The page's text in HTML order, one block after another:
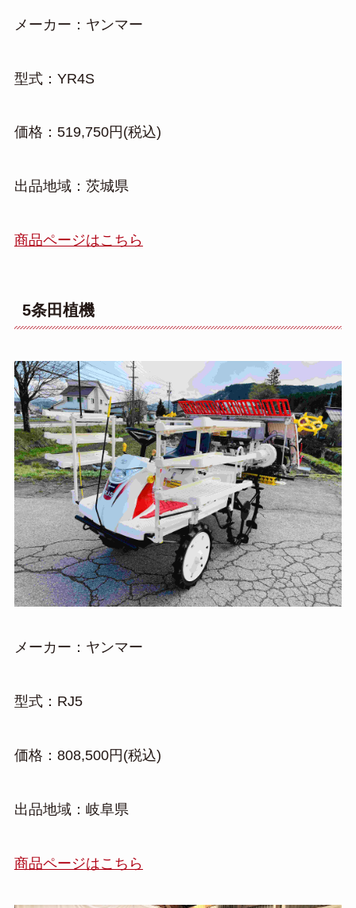
メーカー：ヤンマー
型式：YR4S
価格：519,750円(税込)
出品地域：茨城県
商品ページはこちら
5条田植機
メーカー：ヤンマー
型式：RJ5
価格：808,500円(税込)
出品地域：岐阜県
商品ページはこちら